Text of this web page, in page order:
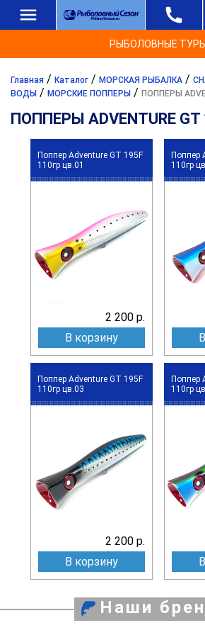
РЫБОЛОВНЫЕ ТУРЫ
Главная / Каталог / МОРСКАЯ РЫБАЛКА /
ВОДЫ / МОРСКИЕ ПОППЕРЫ / ПОППЕРЫ
ПОППЕРЫ ADVENTURE GT
Поппер Adventure GT 195F
110гр цв.01
2 200 р.
В корзину
Поппер
110гр
Поппер Adventure GT 195F
110гр цв.03
2 200 р.
В корзину
Поппер
110гр
Наши